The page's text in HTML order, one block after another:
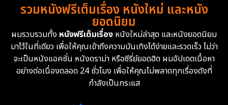
รวมหนังฟรีเต็มเรื่อง หนังใหม่ และหนัง
ยอดนิยม
ผมรวบรวมทั้ง หนังฟรีเต็มเรื่อง หนังใหม่ล่าสุด และหนังยอดนิยม
มาไว้ในที่เดียว เพื่อให้คุณเข้าถึงความบันเทิงได้ง่ายและรวดเร็ว ไม่ว่า
จะเป็นหนังแอคชั่น หนังดราม่า หรือซีรี่ย์ยอดฮิต ผมอัปเดตเนื้อหา
อย่างต่อเนื่องตลอด 24 ชั่วโมง เพื่อให้คุณไม่พลาดทุกเรื่องดังที่
กำลังเป็นกระแส